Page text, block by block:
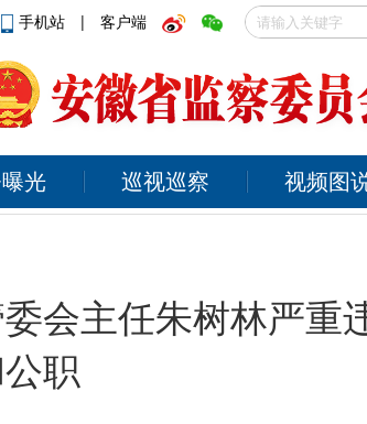
手机站 | 客户端
光 巡视巡察 视频图
会主任朱树林严重
职